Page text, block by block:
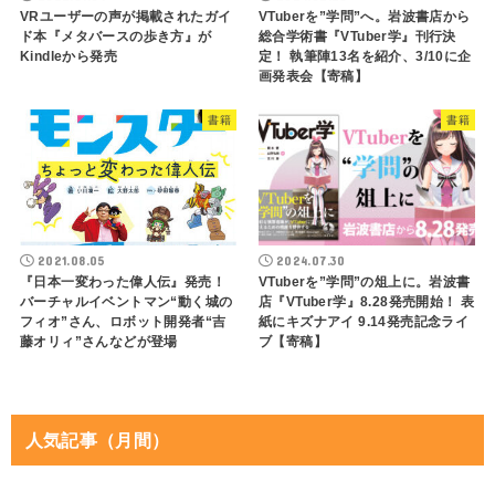
VRユーザーの声が掲載されたガイ
ド本『メタバースの歩き方』が
Kindleから発売
VTuberを”学問”へ。岩波書店から
総合学術書『VTuber学』刊行決
定！ 執筆陣13名を紹介、3/10に企
画発表会【寄稿】
書籍
2021.08.05
『日本一変わった偉人伝』発売！
バーチャルイベントマン“動く城の
フィオ”さん、ロボット開発者“吉
藤オリィ”さんなどが登場
書籍
2024.07.30
VTuberを”学問”の俎上に。岩波書
店『VTuber学』8.28発売開始！ 表
紙にキズナアイ 9.14発売記念ライ
ブ【寄稿】
人気記事（月間）